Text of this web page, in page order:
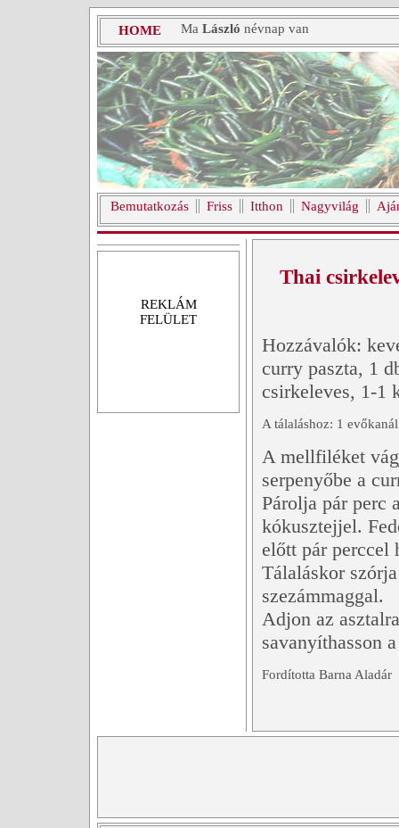
HOME Ma László névnap van
Bemutatkozás Friss Itthon Nagyvilág
REKLÁM
FELÜLET
Thai
Hozzávalók:
curry paszta, 1
csirkeleves, 1-1
A tálaláshoz: 1
A mellfiléket
serpenyőbe a
Párolja pár perc
kókusztejjel.
előtt pár perccel
Tálaláskor
szezámmaggal.
Adjon az
savanyíthasson
Fordította Barna Aladár